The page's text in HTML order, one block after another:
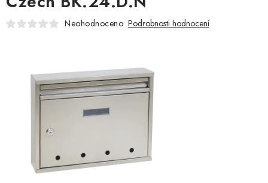
KANCELÁŘ
ZÁMEČNICKÉ SLUŽBY
KONTAKTY
PROTIPOŽÁRNÍ BATERIOVÉ TREZORY NA LITHIOVÉ
BATERIE
Neohodnoceno Podrobnosti hodnocení